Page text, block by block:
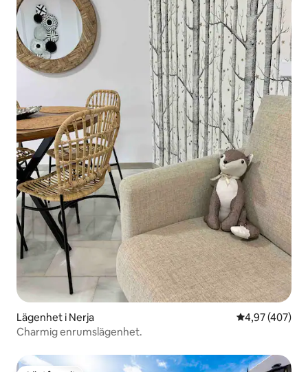
Lägenhet i Nerja 4,97 av 5 i
4,97 (407)
Charmig enrumslägenhet.